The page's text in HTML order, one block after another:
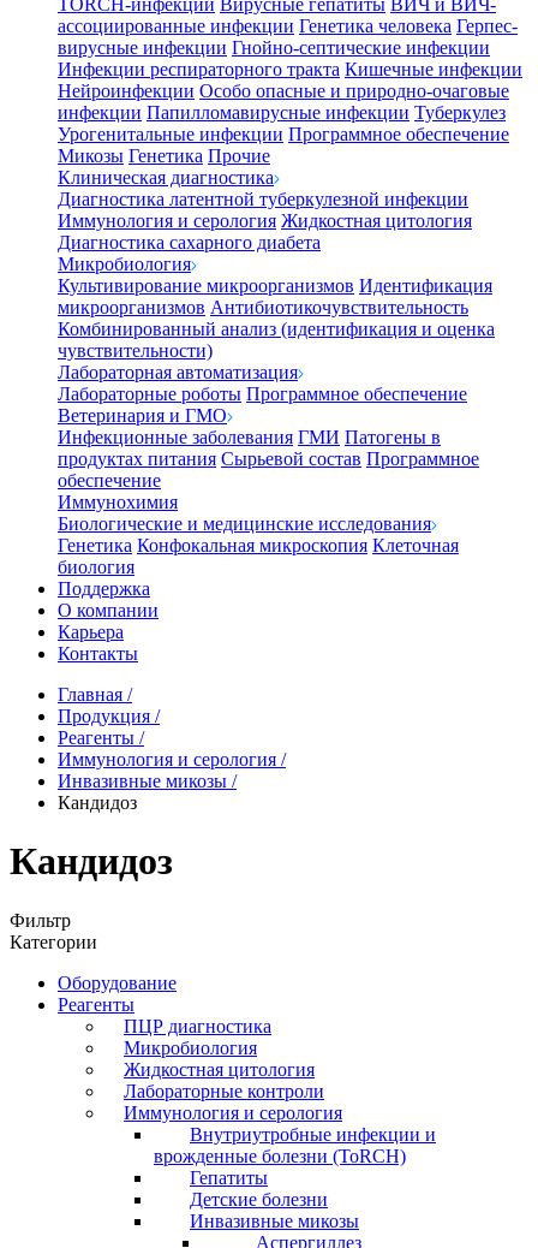
TORCH-инфекции Вирусные гепатиты ВИЧ и ВИЧ-
ассоциированные инфекции Генетика человека Герпес-
вирусные инфекции Гнойно-септические инфекции
Инфекции респираторного тракта Кишечные инфекции
Нейроинфекции Особо опасные и природно-очаговые
инфекции Папилломавирусные инфекции Туберкулез
Урогенитальные инфекции Программное обеспечение
Микозы Генетика Прочие
Клиническая диагностика
Диагностика латентной туберкулезной инфекции
Иммунология и серология Жидкостная цитология
Диагностика сахарного диабета
Микробиология
Культивирование микроорганизмов Идентификация
микроорганизмов Антибиотикочувствительность
Комбинированный анализ (идентификация и оценка
чувствительности)
Лабораторная автоматизация
Лабораторные роботы Программное обеспечение
Ветеринария и ГМО
Инфекционные заболевания ГМИ Патогены в
продуктах питания Сырьевой состав Программное
обеспечение
Иммунохимия
Биологические и медицинские исследования
Генетика Конфокальная микроскопия Клеточная
биология
Поддержка
О компании
Карьера
Контакты
Главная /
Продукция /
Реагенты /
Иммунология и серология /
Инвазивные микозы /
Кандидоз
Кандидоз
Фильтр
Категории
Оборудование
Реагенты
ПЦР диагностика
Микробиология
Жидкостная цитология
Лабораторные контроли
Иммунология и серология
Внутриутробные инфекции и
врожденные болезни (ToRCH)
Гепатиты
Детские болезни
Инвазивные микозы
Аспергиллез